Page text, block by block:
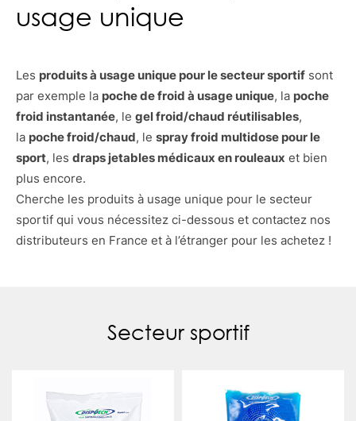
usage unique
Les produits à usage unique pour le secteur sportif sont
par exemple la poche de froid à usage unique, la poche
froid instantanée, le gel froid/chaud réutilisables,
la poche froid/chaud, le spray froid multidose pour le
sport, les draps jetables médicaux en rouleaux et bien
plus encore.
Cherche les produits à usage unique pour le secteur
sportif qui vous nécessitez ci-dessous et contactez nos
distributeurs en France et à l’étranger pour les achetez !
Secteur sportif